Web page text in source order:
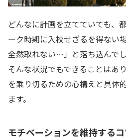
どんなに計画を立てていても、
ーク時期に入校せざるを得ない
全然取れない…」と落ち込んで
そんな状況でもできることはあ
を乗り切るための心構えと具体
ます。
モチベーションを維持する